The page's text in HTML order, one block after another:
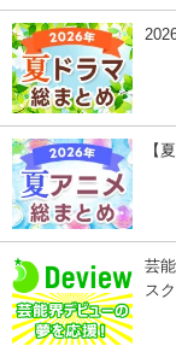
【
芸
ス